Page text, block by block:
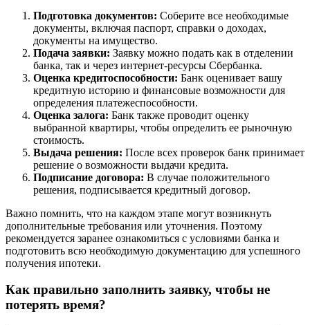
Подготовка документов: Соберите все необходимые
документы, включая паспорт, справки о доходах,
документы на имущество.
Подача заявки: Заявку можно подать как в отделении
банка, так и через интернет-ресурсы Сбербанка.
Оценка кредитоспособности: Банк оценивает вашу
кредитную историю и финансовые возможности для
определения платежеспособности.
Оценка залога: Банк также проводит оценку
выбранной квартиры, чтобы определить ее рыночную
стоимость.
Выдача решения: После всех проверок банк принимает
решение о возможности выдачи кредита.
Подписание договора: В случае положительного
решения, подписывается кредитный договор.
Важно помнить, что на каждом этапе могут возникнуть
дополнительные требования или уточнения. Поэтому
рекомендуется заранее ознакомиться с условиями банка и
подготовить всю необходимую документацию для успешного
получения ипотеки.
Как правильно заполнить заявку, чтобы не
потерять время?